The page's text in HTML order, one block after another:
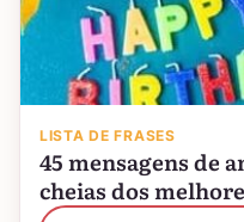
LISTA DE FRASES
45 mensagens de
cheias dos